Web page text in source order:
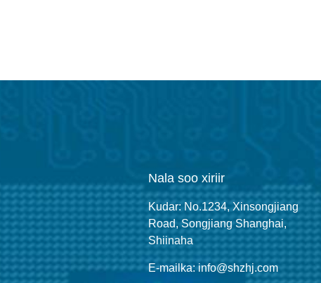
Nala soo xiriir
Kudar: No.1234, Xinsongjiang
Road, Songjiang Shanghai,
Shiinaha
E-mailka: info@shzhj.com